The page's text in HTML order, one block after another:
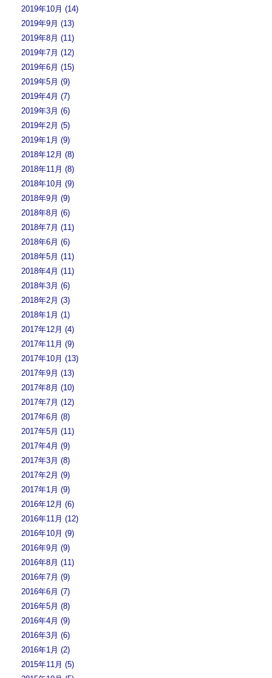
2019年10月 (14)
2019年9月 (13)
2019年8月 (11)
2019年7月 (12)
2019年6月 (15)
2019年5月 (9)
2019年4月 (7)
2019年3月 (6)
2019年2月 (5)
2019年1月 (9)
2018年12月 (8)
2018年11月 (8)
2018年10月 (9)
2018年9月 (9)
2018年8月 (6)
2018年7月 (11)
2018年6月 (6)
2018年5月 (11)
2018年4月 (11)
2018年3月 (6)
2018年2月 (3)
2018年1月 (1)
2017年12月 (4)
2017年11月 (9)
2017年10月 (13)
2017年9月 (13)
2017年8月 (10)
2017年7月 (12)
2017年6月 (8)
2017年5月 (11)
2017年4月 (9)
2017年3月 (8)
2017年2月 (9)
2017年1月 (9)
2016年12月 (6)
2016年11月 (12)
2016年10月 (9)
2016年9月 (9)
2016年8月 (11)
2016年7月 (9)
2016年6月 (7)
2016年5月 (8)
2016年4月 (9)
2016年3月 (6)
2016年1月 (2)
2015年11月 (5)